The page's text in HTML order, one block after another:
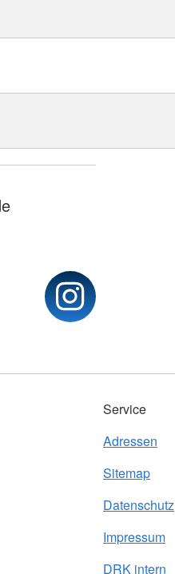
Service
Adressen
Sitemap
Datenschutz
Impressum
DRK intern